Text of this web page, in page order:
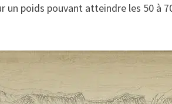
un poids pouvant atteindre les 50 à